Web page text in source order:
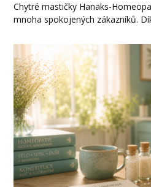
Chytré mastičky Hanaks-
mnoha spokojených zákazníků.